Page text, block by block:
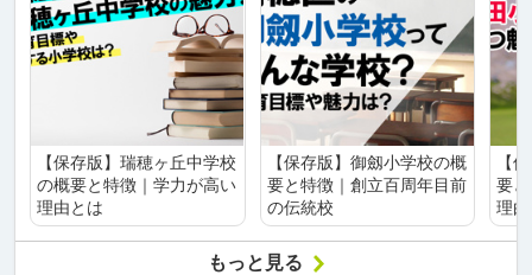
【保存版】瑞穂ヶ丘中学校
の概要と特徴｜学力が高い
理由とは
【保存版】御劔小学校の概
要と特徴｜創立百周年目前
の伝統校
【
要
理
もっと見る